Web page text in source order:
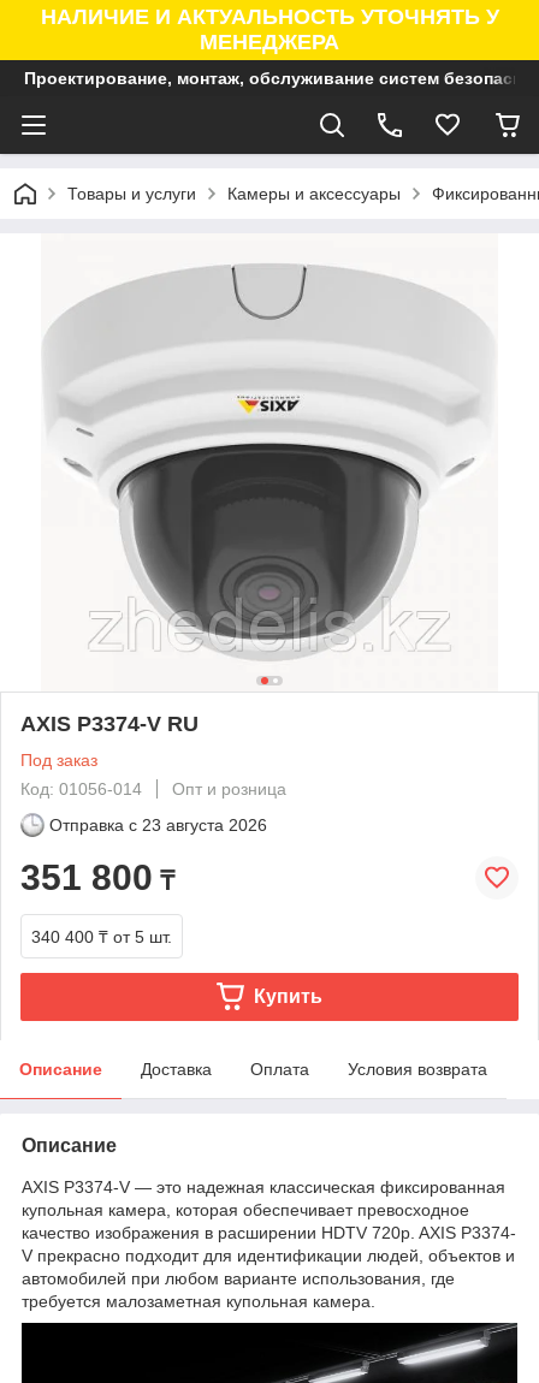
НАЛИЧИЕ И АКТУАЛЬНОСТЬ УТОЧНЯТЬ У
МЕНЕДЖЕРА
Проектирование, монтаж, обслуживание систем
Товары и услуги Камеры и аксессуары
AXIS P3374-V RU
Под заказ
Код: 01056-014
Опт и розница
Отправка с 23 августа 2026
351 800 ₸
340 400 ₸ от 5 шт.
Купить
Описание Доставка Оплата Условия возврата
Описание
AXIS P3374-V — это надежная классическая фиксированная
купольная камера, которая обеспечивает превосходное
качество изображения в расширении HDTV 720p. AXIS P3374-
V прекрасно подходит для идентификации людей, объектов и
автомобилей при любом варианте использования, где
требуется малозаметная купольная камера.